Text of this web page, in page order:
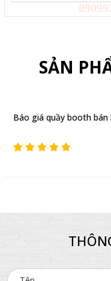
SẢN
Báo giá quầy booth